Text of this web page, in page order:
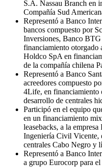
S.A. Nassau Branch en
Compañía Sud
Representó a Banco
bancos compuesto por
Inversiones, Banco
financiamiento otorgado
Holdco SpA en
de la compañía chilena
Representó a Banco
acreedores compuesto
4Life, en financiamiento
desarrollo de centrales
Participó en el equipo
en un financiamiento
leasebacks, a la
Ingeniería Civil Vicente,
centrales Cabo Negro y
Representó a Banco
a grupo Eurocorp para